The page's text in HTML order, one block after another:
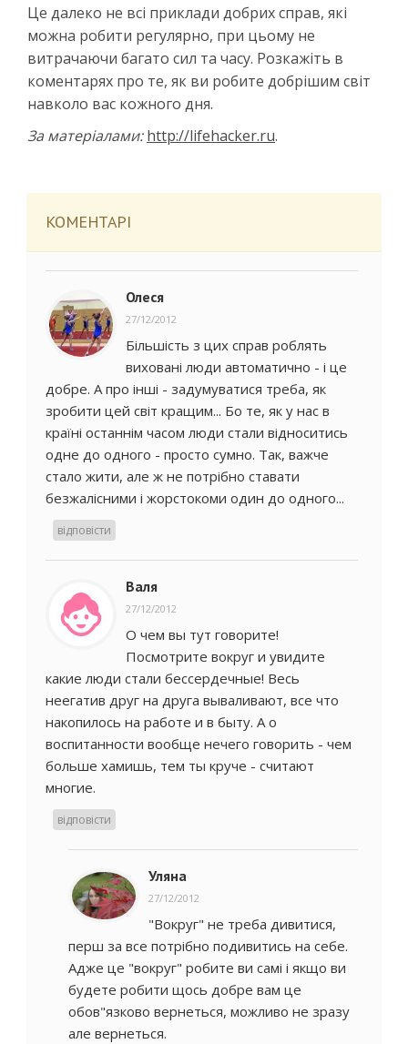
Це далеко не всі приклади добрих справ, які
можна робити регулярно, при цьому не
витрачаючи багато сил та часу. Розкажіть в
коментарях про те, як ви робите добрішим світ
навколо вас кожного дня.
За матеріалами: http://lifehacker.ru.
КОМЕНТАРІ
Олеся
27/12/2012
Більшість з цих справ роблять
виховані люди автоматично - і це
добре. А про інші - задумуватися треба, як
зробити цей світ кращим... Бо те, як у нас в
країні останнім часом люди стали відноситись
одне до одного - просто сумно. Так, важче
стало жити, але ж не потрібно ставати
безжалісними і жорстокоми один до одного...
відповісти
Валя
27/12/2012
О чем вы тут говорите!
Посмотрите вокруг и увидите
какие люди стали бессердечные! Весь
неегатив друг на друга вываливают, все что
накопилось на работе и в быту. А о
воспитанности вообще нечего говорить - чем
больше хамишь, тем ты круче - считают
многие.
відповісти
Уляна
27/12/2012
"Вокруг" не треба дивитися,
перш за все потрібно подивитись на себе.
Адже це "вокруг" робите ви самі і якщо ви
будете робити щось добре вам це
обов"язково вернеться, можливо не зразу
але вернеться.